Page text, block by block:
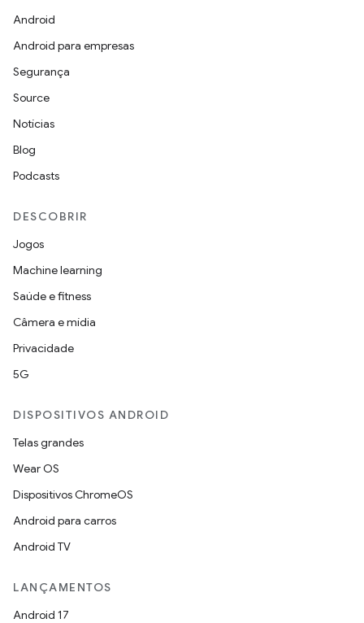
Android
Android para empresas
Segurança
Source
Notícias
Blog
Podcasts
DESCOBRIR
Jogos
Machine learning
Saúde e fitness
Câmera e mídia
Privacidade
5G
DISPOSITIVOS ANDROID
Telas grandes
Wear OS
Dispositivos ChromeOS
Android para carros
Android TV
LANÇAMENTOS
Android 17